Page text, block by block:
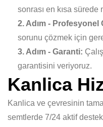
sonrası en kısa
2. Adım - Profesyonel
sorunu çözmek için
3. Adım - Garanti:
garantisini veriyoruz.
Kanlica
Kanlica ve çevresinin
semtlerde 7/24 aktif